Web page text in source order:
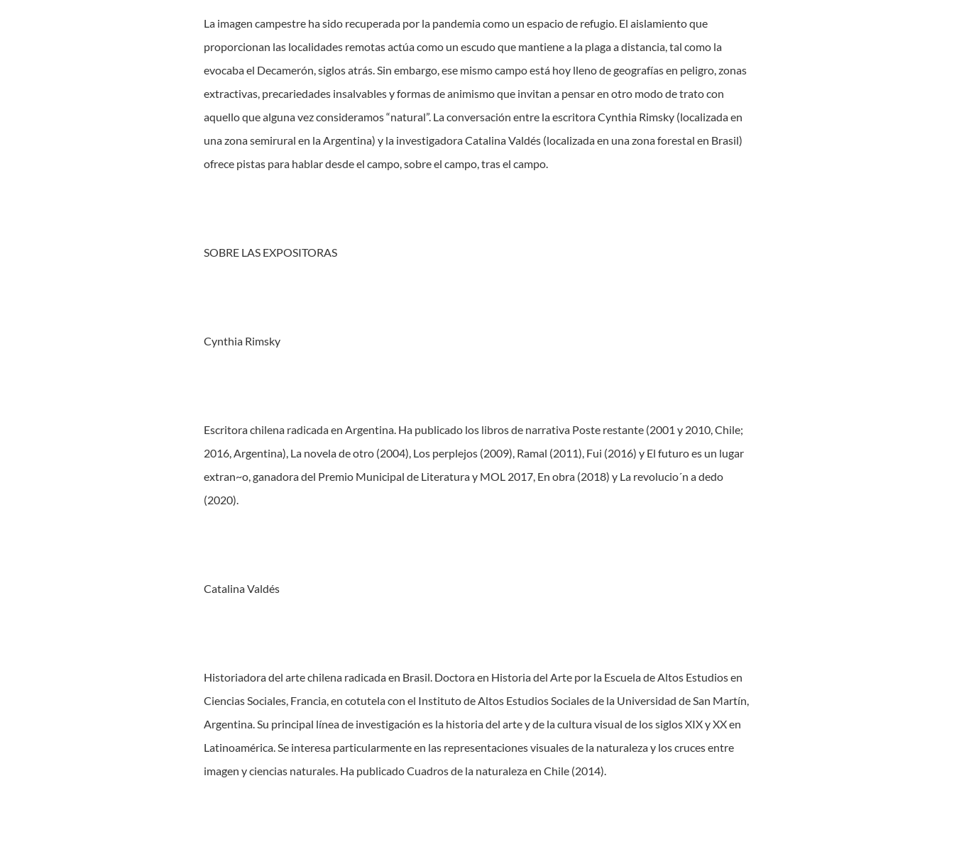
La imagen campestre ha sido recuperada por la pandemia como un espacio de refugio. El aislamiento que
proporcionan las localidades remotas actúa como un escudo que mantiene a la plaga a distancia, tal como la
evocaba el Decamerón, siglos atrás. Sin embargo, ese mismo campo está hoy lleno de geografías en peligro, zonas
extractivas, precariedades insalvables y formas de animismo que invitan a pensar en otro modo de trato con
aquello que alguna vez consideramos “natural”. La conversación entre la escritora Cynthia Rimsky (localizada en
una zona semirural en la Argentina) y la investigadora Catalina Valdés (localizada en una zona forestal en Brasil)
ofrece pistas para hablar desde el campo, sobre el campo, tras el campo.
SOBRE LAS EXPOSITORAS
Cynthia Rimsky
Escritora chilena radicada en Argentina. Ha publicado los libros de narrativa Poste restante (2001 y 2010, Chile;
2016, Argentina), La novela de otro (2004), Los perplejos (2009), Ramal (2011), Fui (2016) y El futuro es un lugar
extran~o, ganadora del Premio Municipal de Literatura y MOL 2017, En obra (2018) y La revolucio´n a dedo
(2020).
Catalina Valdés
Historiadora del arte chilena radicada en Brasil. Doctora en Historia del Arte por la Escuela de Altos Estudios en
Ciencias Sociales, Francia, en cotutela con el Instituto de Altos Estudios Sociales de la Universidad de San Martín,
Argentina. Su principal línea de investigación es la historia del arte y de la cultura visual de los siglos XIX y XX en
Latinoamérica. Se interesa particularmente en las representaciones visuales de la naturaleza y los cruces entre
imagen y ciencias naturales. Ha publicado Cuadros de la naturaleza en Chile (2014).